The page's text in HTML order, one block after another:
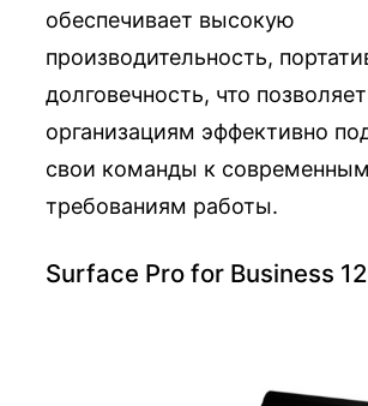
обеспечивает высокую
производительность,
долговечность, что позволяет
организациям эффективно
свои команды к современным
требованиям работы.
Surface Pro for Business